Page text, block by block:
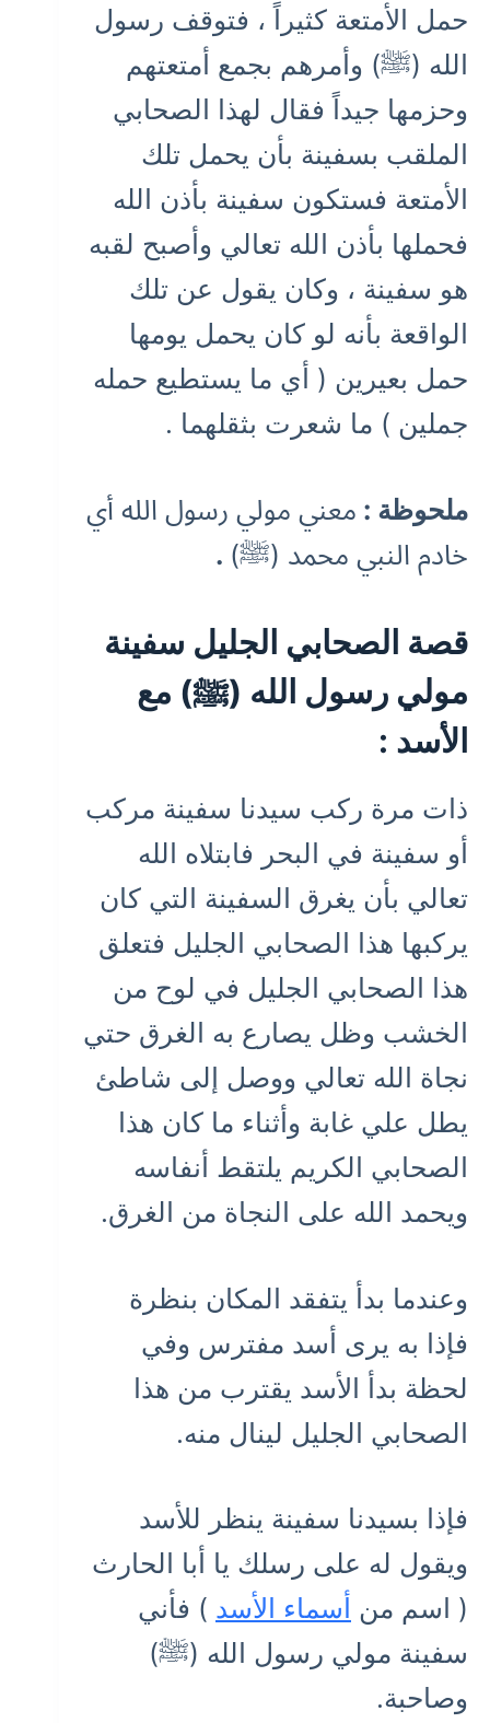
حمل الأمتعة كثيراً ، فتوقف رسول
الله (ﷺ) وأمرهم بجمع أمتعتهم
وحزمها جيداً فقال لهذا الصحابي
الملقب بسفينة بأن يحمل تلك
الأمتعة فستكون سفينة بأذن الله
فحملها بأذن الله تعالي وأصبح لقبه
هو سفينة ، وكان يقول عن تلك
الواقعة بأنه لو كان يحمل يومها
حمل بعيرين ( أي ما يستطيع حمله
جملين ) ما شعرت بثقلهما .
ملحوظة : معني مولي رسول الله أي
خادم النبي محمد (ﷺ) .
قصة الصحابي الجليل سفينة
مولي رسول الله (ﷺ) مع
الأسد :
ذات مرة ركب سيدنا سفينة مركب
أو سفينة في البحر فابتلاه الله
تعالي بأن يغرق السفينة التي كان
يركبها هذا الصحابي الجليل فتعلق
هذا الصحابي الجليل في لوح من
الخشب وظل يصارع به الغرق حتي
نجاة الله تعالي ووصل إلى شاطئ
يطل علي غابة وأثناء ما كان هذا
الصحابي الكريم يلتقط أنفاسه
ويحمد الله على النجاة من الغرق.
وعندما بدأ يتفقد المكان بنظرة
فإذا به يرى أسد مفترس وفي
لحظة بدأ الأسد يقترب من هذا
الصحابي الجليل لينال منه.
فإذا بسيدنا سفينة ينظر للأسد
ويقول له على رسلك يا أبا الحارث
( اسم من أسماء الأسد ) فأني
سفينة مولي رسول الله (ﷺ)
وصاحبة.